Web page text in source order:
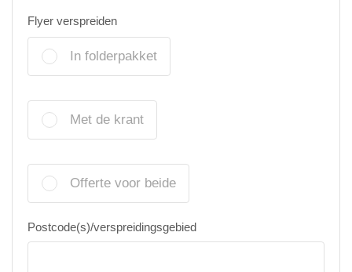
Flyer verspreiden
In folderpakket
Met de krant
Offerte voor beide
Postcode(s)/verspreidingsgebied